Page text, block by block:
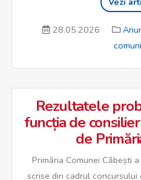
28.05.2026
Rezultatele
funcția de
de
Primăria Comunei Căbești
scrise din cadrul